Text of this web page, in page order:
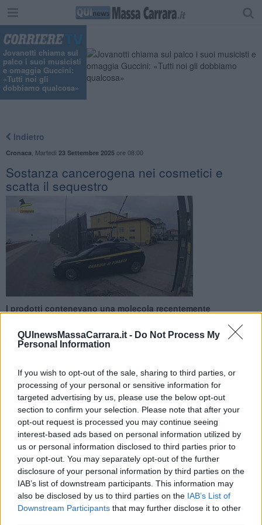
QUInewsMassaCarrara.it - Do Not Process My
Personal Information
If you wish to opt-out of the sale, sharing to third parties, or
processing of your personal or sensitive information for
targeted advertising by us, please use the below opt-out
section to confirm your selection. Please note that after your
opt-out request is processed you may continue seeing
interest-based ads based on personal information utilized by
us or personal information disclosed to third parties prior to
your opt-out. You may separately opt-out of the further
disclosure of your personal information by third parties on the
IAB’s list of downstream participants. This information may
also be disclosed by us to third parties on the IAB’s List of
Downstream Participants that may further disclose it to other
Jovanotti chiama sul
palco i suoi musicisti
e omaggia Guccini:
«Tutti noi gli
dobbiamo qualcosa»
Indietro
Cronaca Martedì 23 Settembre 2025ore 08:00
Sostanza cancerogena nei cosmetici e
scatta il sequestro
I prodotti contenevano una molecola recentemente
fertilità e tossica per l'essere umano
MASSA —Si chiama Trimethylbenzoyl Diphenylphosphine Oxide: è
una sostanza recentemente riclassificata come dannosa per la
salute umana. Ebbene, la guardia di finanza del comando
provinciale di Massa-Carrara l'ha rinvenuta in alcuni cosmetici, il
che ha portato al sequestro di 100 prodotti e alla denuncia di un
imprenditore.
La molecola è stata ridefinita come "cancerogena e tossica per la
riproduzione poiché in grado di agire negativamente sulla fertilità",
spiega una nota delle Fiamme Gialle.